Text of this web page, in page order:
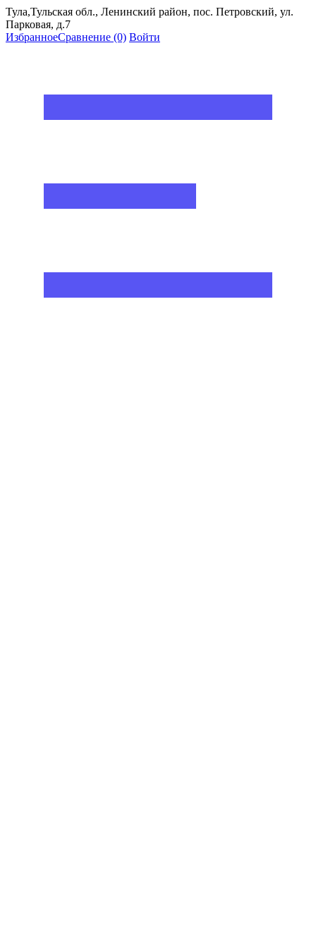
Тула,Тульская обл., Ленинский район, пос. Петровский, ул.
Парковая, д.7
ИзбранноеСравнение (0) Войти